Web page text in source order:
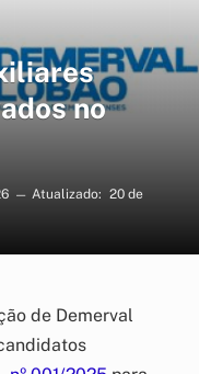
no
Atualizado: 20 de
de Demerval